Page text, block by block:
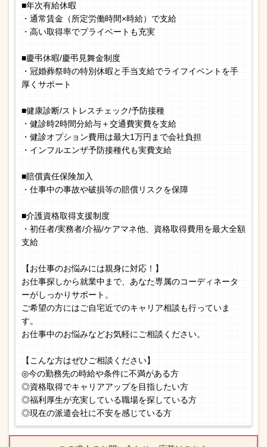
■年次有給休暇
・通常賃金（所定労働時間×時給）で支給
・高い取得率でプライベートも充実
■慶弔休暇/慶弔見舞金制度
・冠婚葬祭時の特別休暇と手当支給でライフイベントを手
厚くサポート
■健康診断/ストレスチェック/予防接種
・健診時2時間分給与＋交通費実費を支給
・健診オプション費用は最大1万円まで会社負担
・インフルエンザ予防接種代も実費支給
■賠償責任保険加入
・仕事中の事故や破損等の賠償リスクを保障
■介護資格取得支援制度
・初任者/実務者/介福/ケアマネ他、資格取得費用を最大全額
支給
【お仕事のお悩みには親身に対応！】
お仕事探しから就業中まで、あなた専属のコーディネータ
ーがしっかりサポート。
ご希望の方にはご自宅近でのキャリア相談も行っていま
す。
お仕事中のお悩みなどお気軽にご相談ください。
【こんな方はぜひご相談ください】
◎今の勤務先の時給や条件に不満がある方
◎資格取得でキャリアアップを目指したい方
◎福利厚生が充実している職場を探している方
◎現在の派遣会社に不安を感じている方